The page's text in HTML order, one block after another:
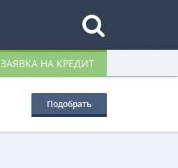
ЗАЯВКА НА КРЕДИТ
Подобрать